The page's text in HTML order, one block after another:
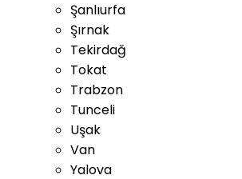
Şanlıurfa
Şırnak
Tekirdağ
Tokat
Trabzon
Tunceli
Uşak
Van
Yalova